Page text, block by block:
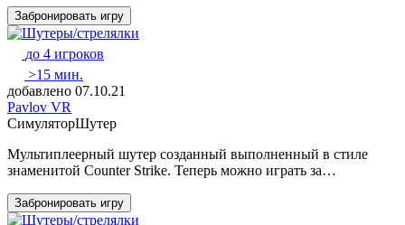
Забронировать игру
до 4 игроков
>15 мин.
добавлено 07.10.21
Pavlov VR
СимуляторШутер
Мультиплеерный шутер созданный выполненный в стиле
знаменитой Counter Strike. Теперь можно играть за…
Забронировать игру